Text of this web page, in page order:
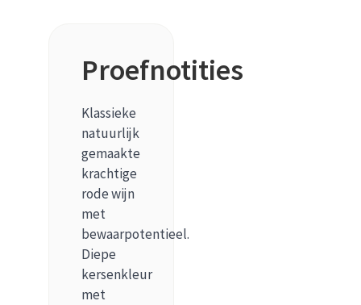
Proefnotities
Klassieke
natuurlijk
gemaakte
krachtige
rode wijn
met
bewaarpotentieel.
Diepe
kersenkleur
met